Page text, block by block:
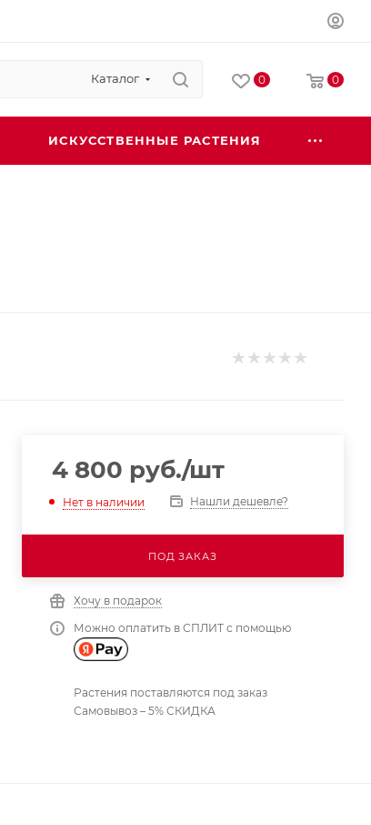
Каталог 0 0
ИСКУССТВЕННЫЕ РАСТЕНИЯ
4 800 руб./шт
Нет в наличии Нашли дешевле?
ПОД ЗАКАЗ
Хочу в подарок
Можно оплатить в СПЛИТ с помощью
Растения поставляются под заказ
Самовывоз – 5% СКИДКА